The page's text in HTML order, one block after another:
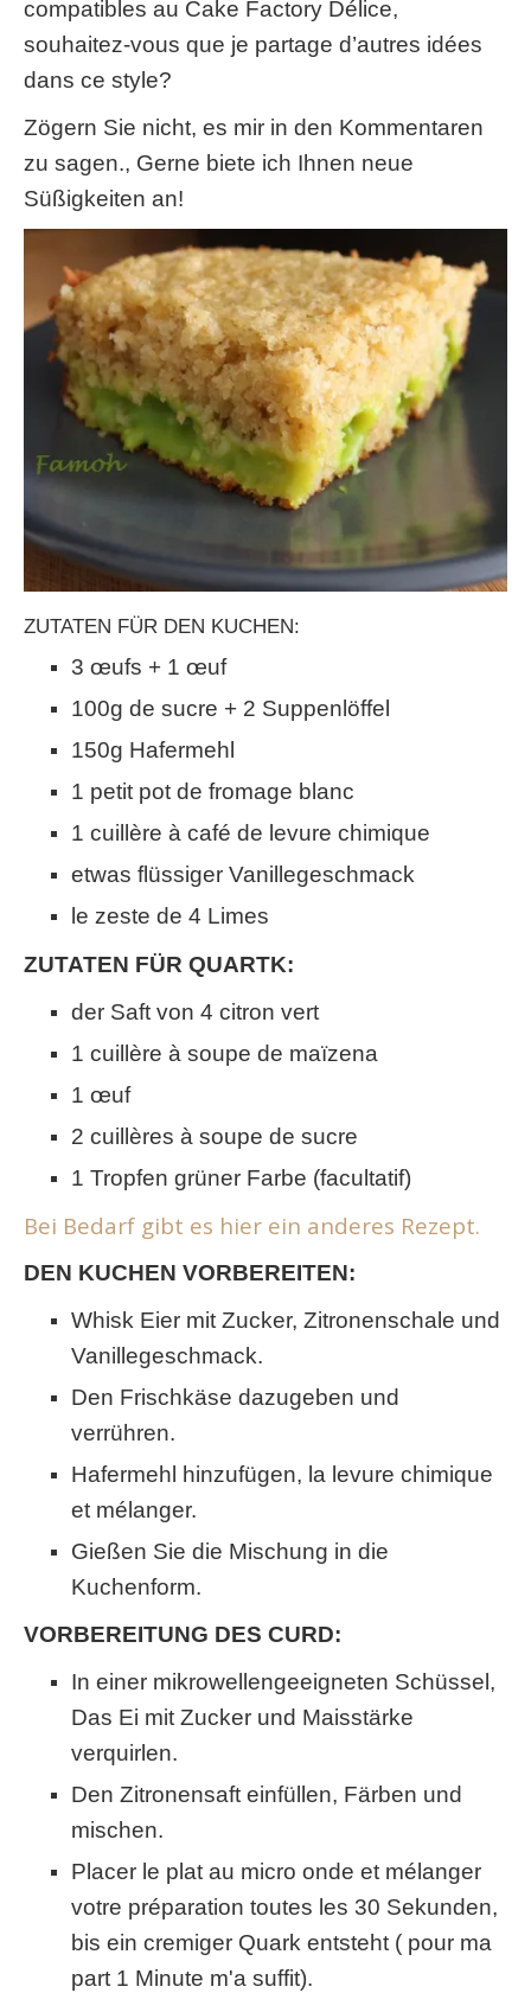
compatibles au Cake Factory Délice,
souhaitez-vous que je partage d’autres idées
dans ce style?
Zögern Sie nicht, es mir in den Kommentaren
zu sagen., Gerne biete ich Ihnen neue
Süßigkeiten an!
ZUTATEN FÜR DEN KUCHEN:
3 œufs + 1 œuf
100g de sucre + 2 Suppenlöffel
150g Hafermehl
1 petit pot de fromage blanc
1 cuillère à café de levure chimique
etwas flüssiger Vanillegeschmack
le zeste de 4 Limes
ZUTATEN FÜR QUARTK:
der Saft von 4 citron vert
1 cuillère à soupe de maïzena
1 œuf
2 cuillères à soupe de sucre
1 Tropfen grüner Farbe (facultatif)
Bei Bedarf gibt es hier ein anderes Rezept.
DEN KUCHEN VORBEREITEN:
Whisk Eier mit Zucker, Zitronenschale und
Vanillegeschmack.
Den Frischkäse dazugeben und
verrühren.
Hafermehl hinzufügen, la levure chimique
et mélanger.
Gießen Sie die Mischung in die
Kuchenform.
VORBEREITUNG DES CURD:
In einer mikrowellengeeigneten Schüssel,
Das Ei mit Zucker und Maisstärke
verquirlen.
Den Zitronensaft einfüllen, Färben und
mischen.
Placer le plat au micro onde et mélanger
votre préparation toutes les 30 Sekunden,
bis ein cremiger Quark entsteht ( pour ma
part 1 Minute m'a suffit).